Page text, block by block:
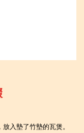
放入墊了竹墊的瓦煲。